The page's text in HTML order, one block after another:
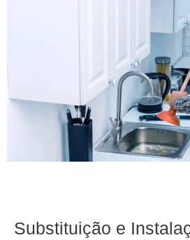
Substituição e